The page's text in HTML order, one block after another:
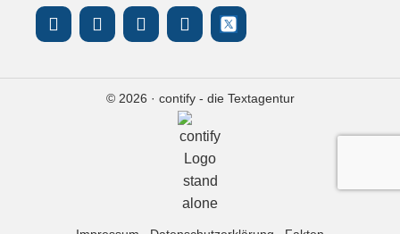
© 2026 · contify - die Textagentur